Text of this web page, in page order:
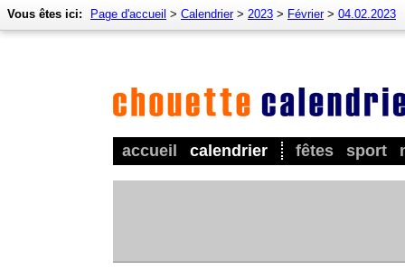
accueil calendrier fêtes sport
Vous êtes ici: Page d'accueil > Calendrier> 2023 > Février> 04.02.2023